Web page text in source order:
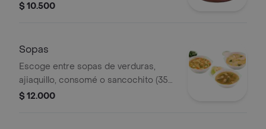
$ 10.500
Sopas
Escoge entre sopas de verduras,
ajiaquillo, consomé o sancochito (350
g)
$ 12.000